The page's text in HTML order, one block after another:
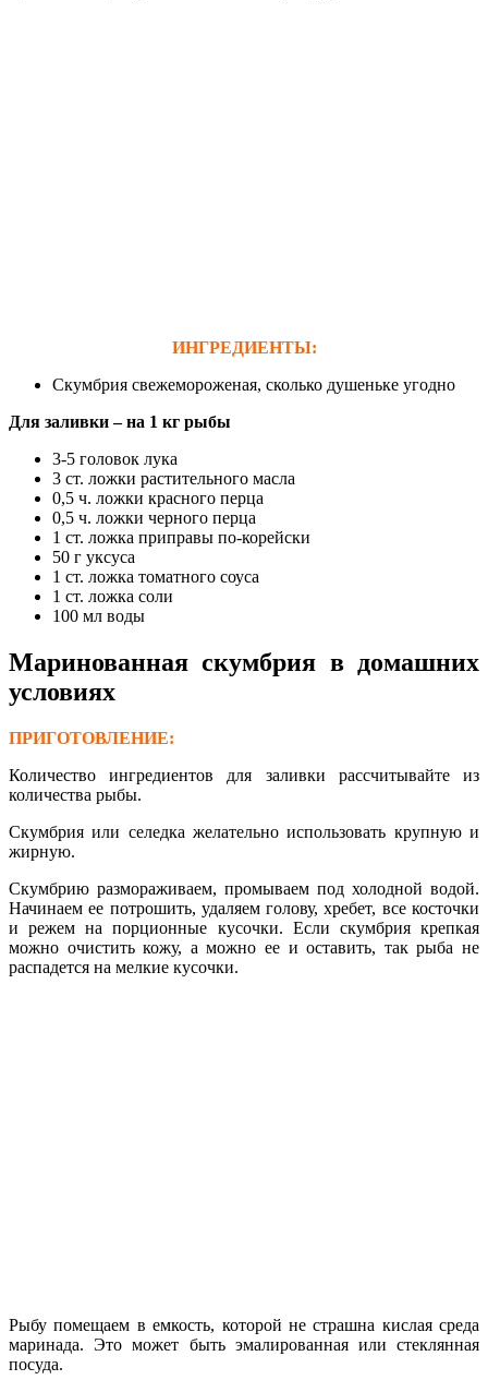
ИНГРЕДИЕНТЫ:
Скумбрия свежемороженая, сколько душеньке угодно
Для заливки – на 1 кг рыбы
3-5 головок лука
3 ст. ложки растительного масла
0,5 ч. ложки красного перца
0,5 ч. ложки черного перца
1 ст. ложка приправы по-корейски
50 г уксуса
1 ст. ложка томатного соуса
1 ст. ложка соли
100 мл воды
Маринованная скумбрия в домашних
условиях
ПРИГОТОВЛЕНИЕ:
Количество ингредиентов для заливки рассчитывайте из
количества рыбы.
Скумбрия или селедка желательно использовать крупную и
жирную.
Скумбрию размораживаем, промываем под холодной водой.
Начинаем ее потрошить, удаляем голову, хребет, все косточки
и режем на порционные кусочки. Если скумбрия крепкая
можно очистить кожу, а можно ее и оставить, так рыба не
распадется на мелкие кусочки.
Рыбу помещаем в емкость, которой не страшна кислая среда
маринада. Это может быть эмалированная или стеклянная
посуда.